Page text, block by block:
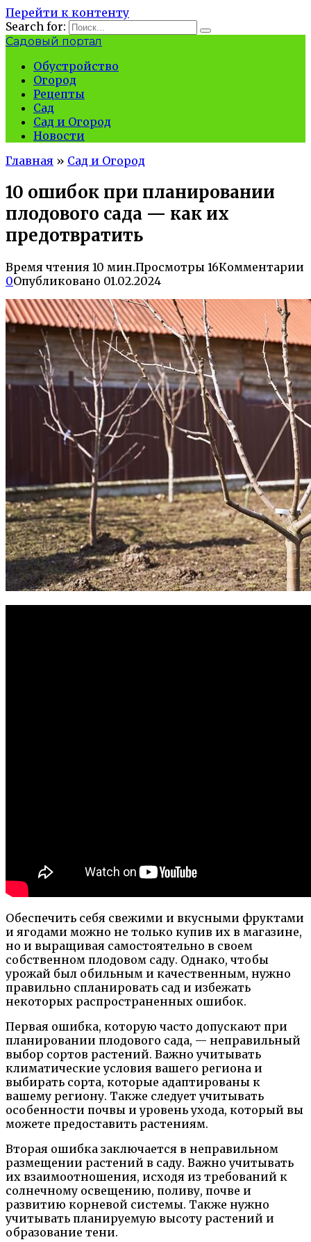
Перейти к контенту
Search for:
Садовый портал
Обустройство
Огород
Рецепты
Сад
Сад и Огород
Новости
Главная » Сад и Огород
10 ошибок при планировании
плодового сада — как их
предотвратить
Время чтения 10 мин.Просмотры 16Комментарии
0Опубликовано 01.02.2024
Обеспечить себя свежими и вкусными фруктами
и ягодами можно не только купив их в магазине,
но и выращивая самостоятельно в своем
собственном плодовом саду. Однако, чтобы
урожай был обильным и качественным, нужно
правильно спланировать сад и избежать
некоторых распространенных ошибок.
Первая ошибка, которую часто допускают при
планировании плодового сада, — неправильный
выбор сортов растений. Важно учитывать
климатические условия вашего региона и
выбирать сорта, которые адаптированы к
вашему региону. Также следует учитывать
особенности почвы и уровень ухода, который вы
можете предоставить растениям.
Вторая ошибка заключается в неправильном
размещении растений в саду. Важно учитывать
их взаимоотношения, исходя из требований к
солнечному освещению, поливу, почве и
развитию корневой системы. Также нужно
учитывать планируемую высоту растений и
образование тени.